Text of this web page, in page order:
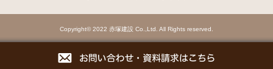
Copyright© 2022 赤塚建設 Co.,Ltd. All Rights reserved.